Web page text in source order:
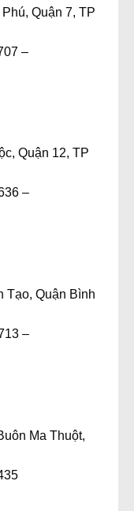
Quận 7, TP
–
Quận 12, TP
–
Tạo, Quận Bình
–
Ma Thuột,